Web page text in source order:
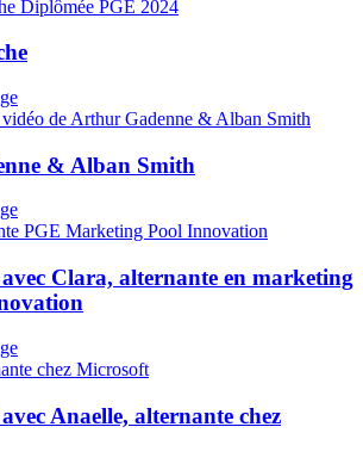
& Alban Smith
Clara, alternante en marketing
Anaelle, alternante chez